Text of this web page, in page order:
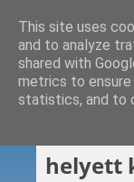
2014. 06. 16.
helyett
This site uses
and to analyze
shared with
metrics to
statistics, and to